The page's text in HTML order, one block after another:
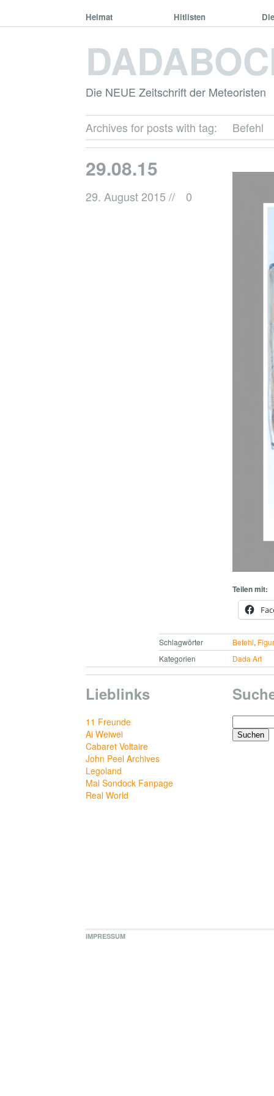
Heimat Hitlisten
Die NEUE Zeitschrift der Meteoristen
Archives for posts with tag: Befehl
29.08.15
29. August 2015 // 0
Teilen mit:
Schlagwörter Befehl, Figur
Kategorien
Dada Art
Lieblinks
11 Freunde
Ai Weiwei
Cabaret Voltaire
John Peel Archives
Legoland
Mal Sondock Fanpage
Real World
Suchen
nach:
IMPRESSUM